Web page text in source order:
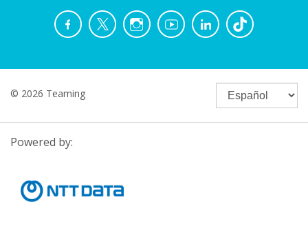
© 2026 Teaming
Powered by: